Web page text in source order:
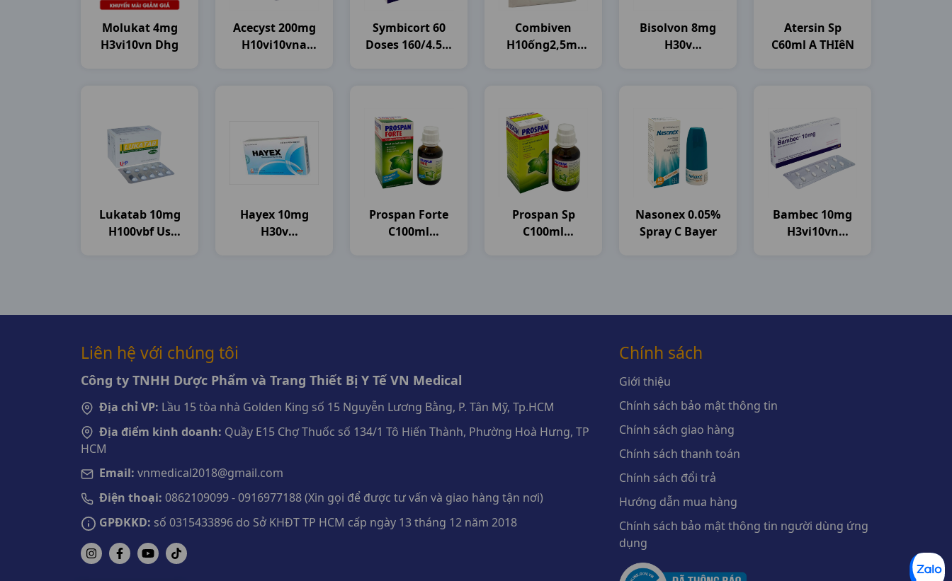
Molukat 4mg
H3vi10vn Dhg
Acecyst 200mg
H10vi10vna
Symbicort 60
Doses 160/4.5 C
Combiven
H10ống2,5ml
Bisolvon 8mg
H30v
Atersin Sp
C60ml A THIêN
Lukatab 10mg
H100vbf Us
Hayex 10mg
H30v
Prospan Forte
C100ml
Prospan Sp
C100ml
Nasonex 0.05%
Spray C Bayer
Bambec 10mg
H3vi10vn
Liên hệ với chúng tôi
Công ty TNHH Dược Phẩm và Trang Thiết Bị Y Tế VN Medical
Địa chỉ VP: Lầu 15 tòa nhà Golden King số 15 Nguyễn Lương Bằng, P. Tân Mỹ, Tp.HCM
Địa điểm kinh doanh: Quầy E15 Chợ Thuốc số 134/1 Tô Hiến Thành, Phường Hoà Hưng, TP
HCM
Email: vnmedical2018@gmail.com
Điện thoại: 0862109099 - 0916977188 (Xin gọi để được tư vấn và giao hàng tận nơi)
GPĐKKD: số 0315433896 do Sở KHĐT TP HCM cấp ngày 13 tháng 12 năm 2018
Chính sách
Giới thiệu
Chính sách bảo mật thông tin
Chính sách giao hàng
Chính sách thanh toán
Chính sách đổi trả
Hướng dẫn mua hàng
Chính sách bảo mật thông tin người dùng ứng
dụng